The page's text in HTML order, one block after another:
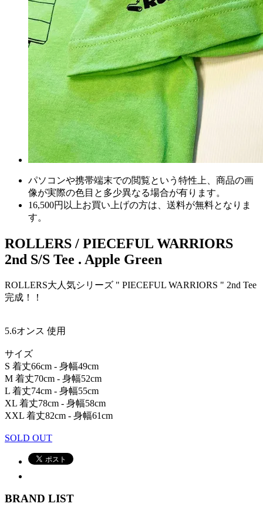
パソコンや携帯端末での閲覧という特性上、商品の画
像が実際の色目と多少異なる場合が有ります。
16,500円以上お買い上げの方は、 送料が無料となりま
す。
ROLLERS / PIECEFUL WARRIORS
2nd S/S Tee . Apple Green
ROLLERS大人気シリーズ " PIECEFUL WARRIORS " 2nd Tee
完成！！
5.6オンス 使用
サイズ
S 着丈66cm - 身幅49cm
M 着丈70cm - 身幅52cm
L 着丈74cm - 身幅55cm
XL 着丈78cm - 身幅58cm
XXL 着丈82cm - 身幅61cm
SOLD OUT
BRAND LIST